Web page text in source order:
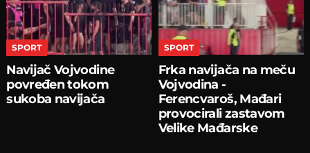
SPORT
Navijač Vojvodine
povređen tokom
sukoba navijača
SPORT
Frka navijača na meču
Vojvodina -
Ferencvaroš, Mađari
provocirali zastavom
Velike Mađarske